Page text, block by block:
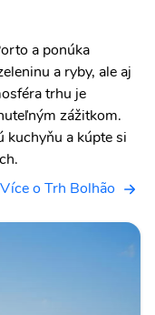
a ponúka
a ryby, ale aj
trhu je
zážitkom.
kuchyňu a kúpte si
Více o Trh Bolhão